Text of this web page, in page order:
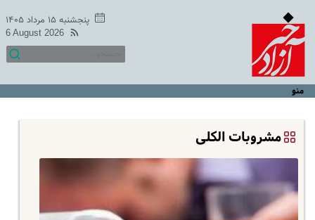
پنجشنبه ۱۵ مرداد ۱۴۰۵
6 August 2026
منو
مشروبات الکلی